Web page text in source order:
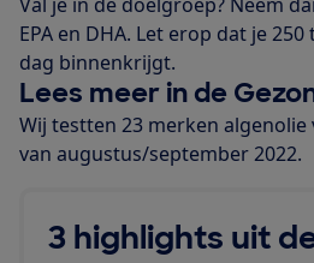
EPA en DHA. Let erop dat je
dag binnenkrijgt.
Lees meer in de
Wij testten 23 merken
van augustus/september 2022.
3 highlights uit